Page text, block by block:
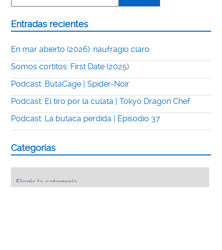
Entradas recientes
En mar abierto (2026): naufragio claro
Somos cortitos: First Date (2025)
Podcast: ButaCage | Spider-Noir
Podcast: El tiro por la culata | Tokyo Dragon Chef
Podcast: La butaca perdida | Episodio 37
Categorías